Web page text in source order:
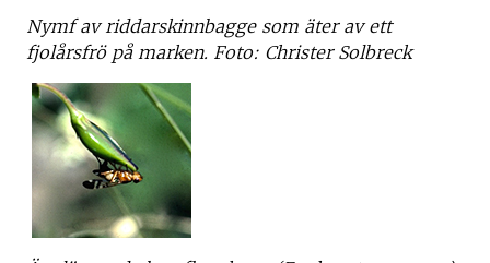
Nymf av riddarskinnbagge som äter av ett
fjolårsfrö på marken. Foto: Christer Solbreck